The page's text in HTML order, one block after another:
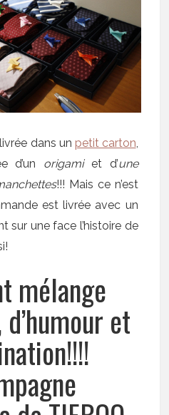
dans un petit carton
d’un origamiet d’une
!!! Mais ce n’est
est livrée avec un
sur une face l’histoire de
mélange
et